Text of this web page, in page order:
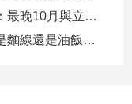
軍警消加薪預算又落空 張惇涵：最晚10月與立法院溝通
蔣萬安回應遮簽名爭議：「不管是麵線還是油飯，我都很喜歡」